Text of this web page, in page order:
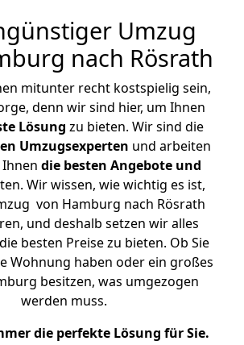
Umzug
nach Rösrath
mitunter recht kostspielig sein,
denn wir sind hier, um Ihnen
Lösung zu bieten. Wir sind die
Umzugsexperten und arbeiten
die besten Angebote und
Wir wissen, wie wichtig es ist,
von Hamburg nach Rösrath
und deshalb setzen wir alles
besten Preise zu bieten. Ob Sie
Wohnung haben oder ein großes
besitzen, was umgezogen
werden muss.
die perfekte Lösung für Sie.